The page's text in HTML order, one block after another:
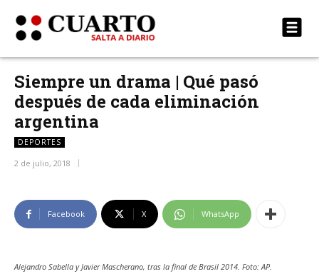
Siempre un drama | Qué pasó
después de cada eliminación
argentina
DEPORTES
2 de julio, 2018
Facebook X WhatsApp
Alejandro Sabella y Javier Mascherano, tras la final de Brasil 2014. Foto: AP.